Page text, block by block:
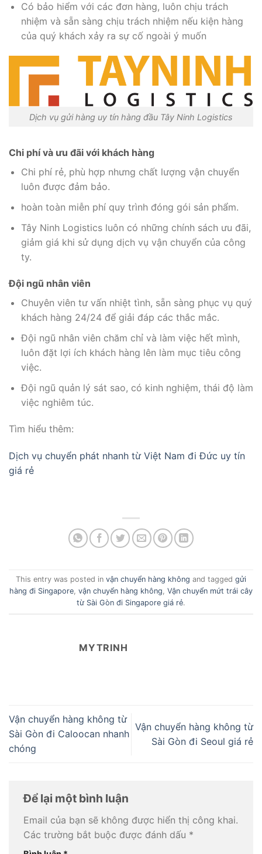
Có bảo hiểm với các đơn hàng, luôn chịu trách
nhiệm và sẵn sàng chịu trách nhiệm nếu kiện hàng
của quý khách xảy ra sự cố ngoài ý muốn
Dịch vụ gửi hàng uy tín hàng đầu Tây Ninh Logistics
Chi phí và ưu đãi với khách hàng
Chi phí rẻ, phù hợp nhưng chất lượng vận chuyển
luôn được đảm bảo.
hoàn toàn miễn phí quy trình đóng gói sản phẩm.
Tây Ninh Logistics luôn có những chính sách ưu đãi,
giảm giá khi sử dụng dịch vụ vận chuyển của công
ty.
Đội ngũ nhân viên
Chuyên viên tư vấn nhiệt tình, sẵn sàng phục vụ quý
khách hàng 24/24 để giải đáp các thắc mắc.
Đội ngũ nhân viên chăm chỉ và làm việc hết mình,
luôn đặt lợi ích khách hàng lên làm mục tiêu công
việc.
Đội ngũ quản lý sát sao, có kinh nghiệm, thái độ làm
việc nghiêm túc.
Tìm hiểu thêm:
Dịch vụ chuyển phát nhanh từ Việt Nam đi Đức uy tín
giá rẻ
This entry was posted in vận chuyển hàng không and tagged gửi
hàng đi Singapore, vận chuyển hàng không, Vận chuyển mứt trái cây
từ Sài Gòn đi Singapore giá rẻ.
MYTRINH
Vận chuyển hàng không từ
Sài Gòn đi Caloocan nhanh
chóng
Vận chuyển hàng không từ
Sài Gòn đi Seoul giá rẻ
Để lại một bình luận
Email của bạn sẽ không được hiển thị công khai.
Các trường bắt buộc được đánh dấu *